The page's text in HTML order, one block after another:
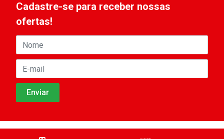
Cadastre-se para receber nossas
ofertas!